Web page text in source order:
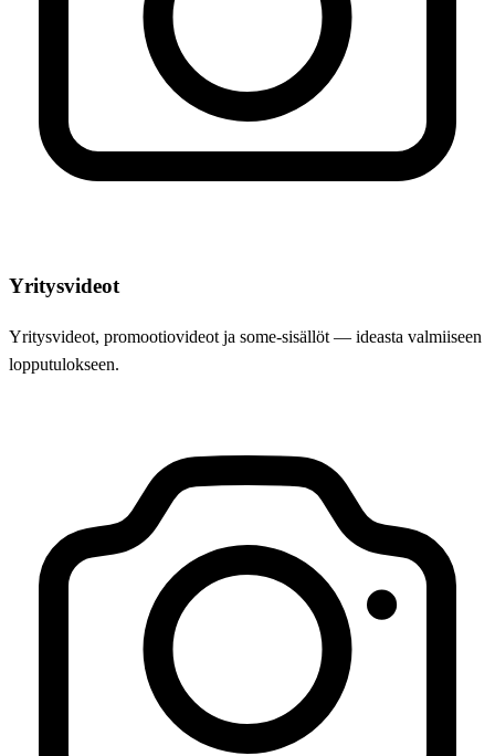
Yritysvideot
Yritysvideot, promootiovideot ja some-sisällöt — ideasta valmiiseen
lopputulokseen.